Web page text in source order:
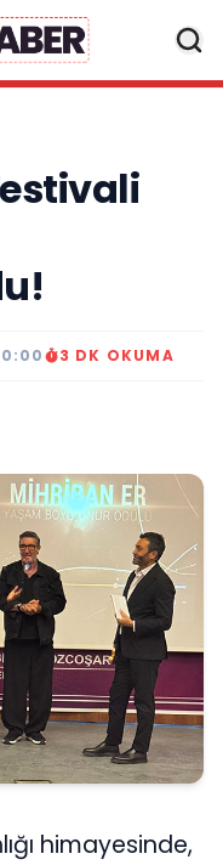
3 DK OKUMA
himayesinde,